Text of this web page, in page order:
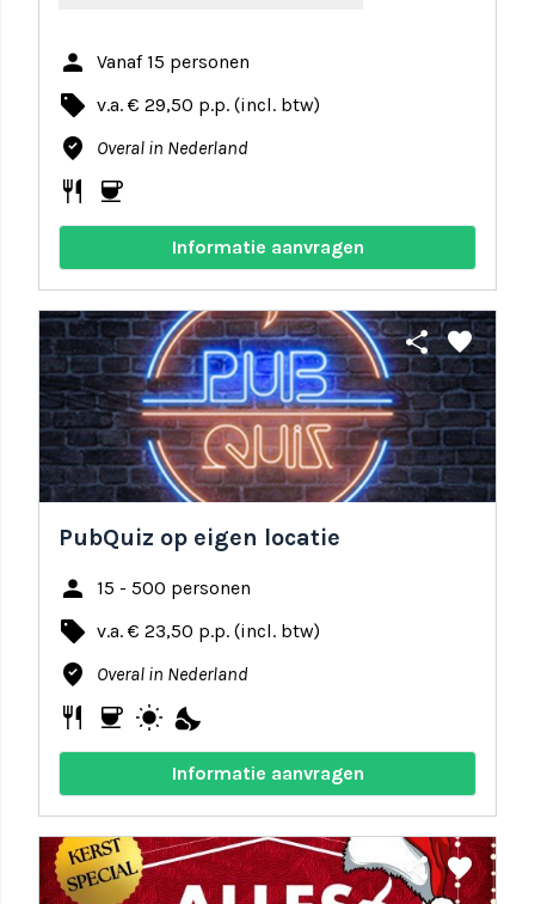
person Vanaf 15 personen
local_offer v.a. € 29,50 p.p. (incl. btw)
where_to_vote Overal in Nederland
restaurant coffee
Informatie aanvragen
share favorite
PubQuiz op eigen locatie
person 15 - 500 personen
local_offer v.a. € 23,50 p.p. (incl. btw)
where_to_vote Overal in Nederland
restaurant coffee wb_sunny nights_stay
Informatie aanvragen
share favorite